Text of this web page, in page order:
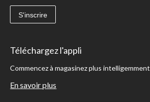
S'inscrire
Téléchargez l'appli
Commencez à magasinez plus intelligemment
En savoir plus